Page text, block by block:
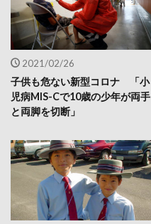
2021/02/26
子供も危ない新型コロナ 「小
児病MIS-Cで10歳の少年が両手
と両脚を切断」